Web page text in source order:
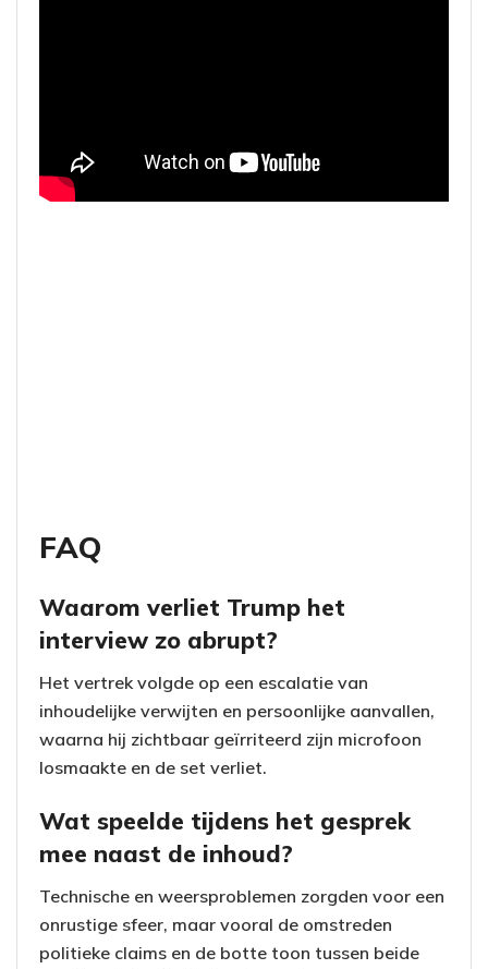
FAQ
Waarom verliet Trump het
interview zo abrupt?
Het vertrek volgde op een escalatie van
inhoudelijke verwijten en persoonlijke aanvallen,
waarna hij zichtbaar geïrriteerd zijn microfoon
losmaakte en de set verliet.
Wat speelde tijdens het gesprek
mee naast de inhoud?
Technische en weersproblemen zorgden voor een
onrustige sfeer, maar vooral de omstreden
politieke claims en de botte toon tussen beide